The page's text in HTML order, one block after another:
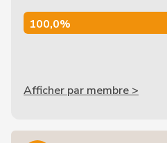
100,0%
100,0%
Afficher par membre >